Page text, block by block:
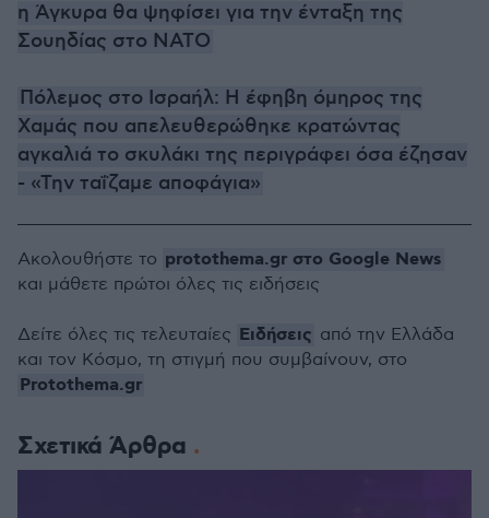
η Άγκυρα θα ψηφίσει για την ένταξη της
Σουηδίας στο ΝΑΤΟ
Πόλεμος στο Ισραήλ: Η έφηβη όμηρος της
Χαμάς που απελευθερώθηκε κρατώντας
αγκαλιά το σκυλάκι της περιγράφει όσα έζησαν
- «Την ταΐζαμε αποφάγια»
Σχετικά Άρθρα
Ακολουθήστε το protothema.gr στο Google News
και μάθετε πρώτοι όλες τις ειδήσεις
Δείτε όλες τις τελευταίες Ειδήσεις από την Ελλάδα
και τον Κόσμο, τη στιγμή που συμβαίνουν, στο
Protothema.gr